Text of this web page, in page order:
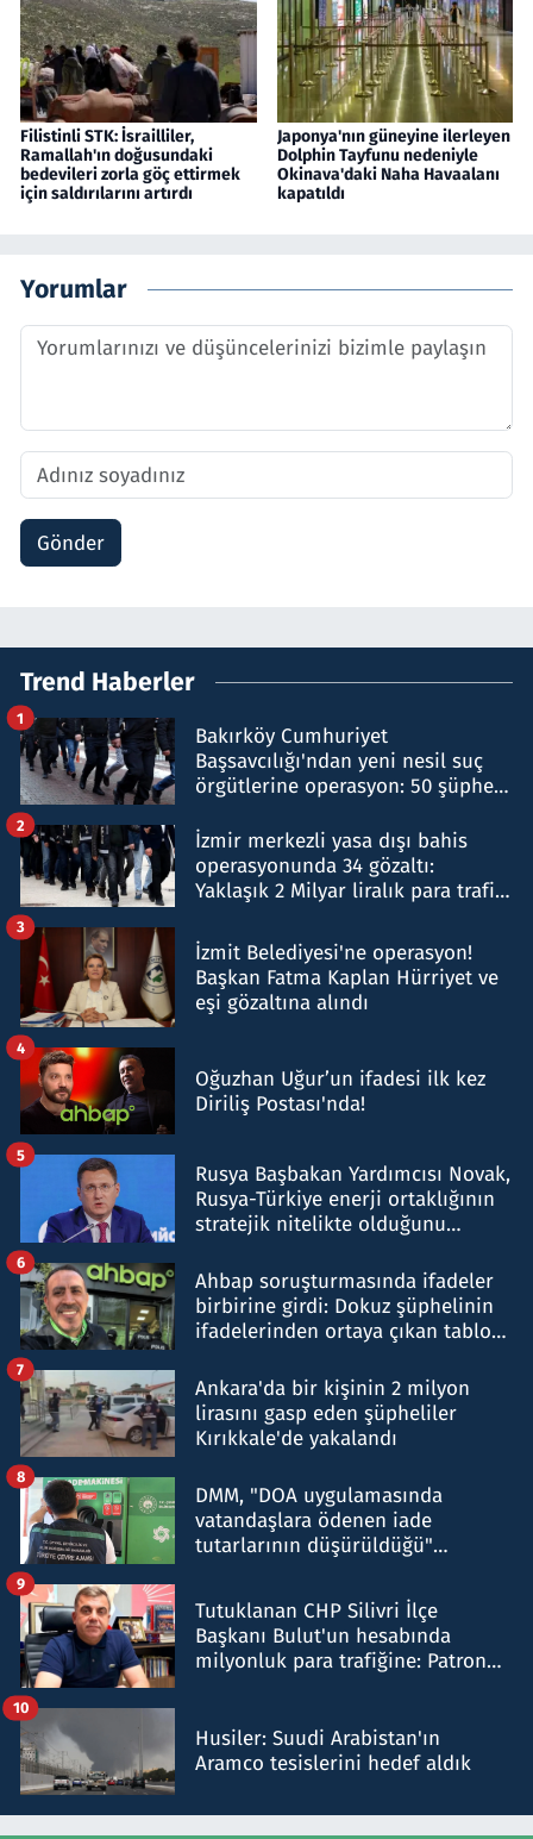
Filistinli STK: İsrailliler,
Ramallah'ın doğusundaki
bedevileri zorla göç ettirmek
için saldırılarını artırdı
Japonya'nın güneyine ilerleyen
Dolphin Tayfunu nedeniyle
Okinava'daki Naha Havaalanı
kapatıldı
Yorumlar
Gönder
Trend Haberler
Bakırköy Cumhuriyet
Başsavcılığı'ndan yeni nesil suç
örgütlerine operasyon: 50 şüpheli
1
İzmir merkezli yasa dışı bahis
operasyonunda 34 gözaltı:
Yaklaşık 2 Milyar liralık para trafiği
2
İzmit Belediyesi'ne operasyon!
Başkan Fatma Kaplan Hürriyet ve
eşi gözaltına alındı
3
Oğuzhan Uğur’un ifadesi ilk kez
Diriliş Postası'nda!
4
Rusya Başbakan Yardımcısı Novak,
Rusya-Türkiye enerji ortaklığının
stratejik nitelikte olduğunu
5
Ahbap soruşturmasında ifadeler
birbirine girdi: Dokuz şüphelinin
ifadelerinden ortaya çıkan tablo
6
Ankara'da bir kişinin 2 milyon
lirasını gasp eden şüpheliler
Kırıkkale'de yakalandı
7
DMM, "DOA uygulamasında
vatandaşlara ödenen iade
tutarlarının düşürüldüğü"
8
Tutuklanan CHP Silivri İlçe
Başkanı Bulut'un hesabında
milyonluk para trafiğine: Patron
9
Husiler: Suudi Arabistan'ın
Aramco tesislerini hedef aldık
10